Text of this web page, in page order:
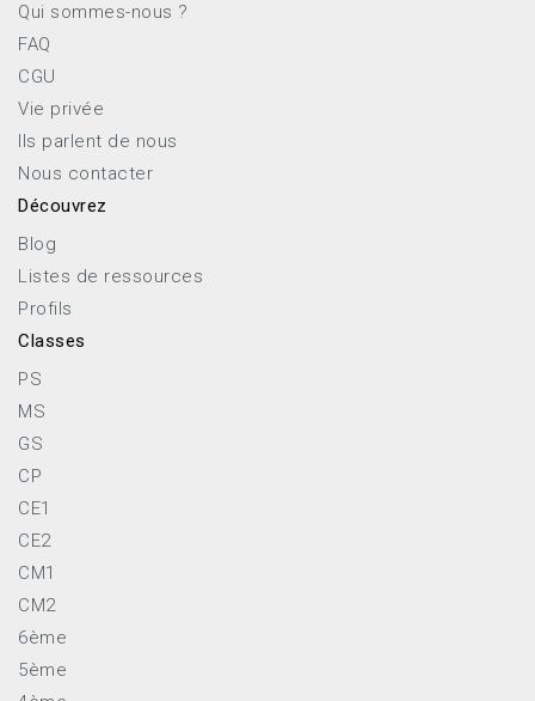
Qui sommes-nous ?
FAQ
CGU
Vie privée
Ils parlent de nous
Nous contacter
Découvrez
Blog
Listes de ressources
Profils
Classes
PS
MS
GS
CP
CE1
CE2
CM1
CM2
6ème
5ème